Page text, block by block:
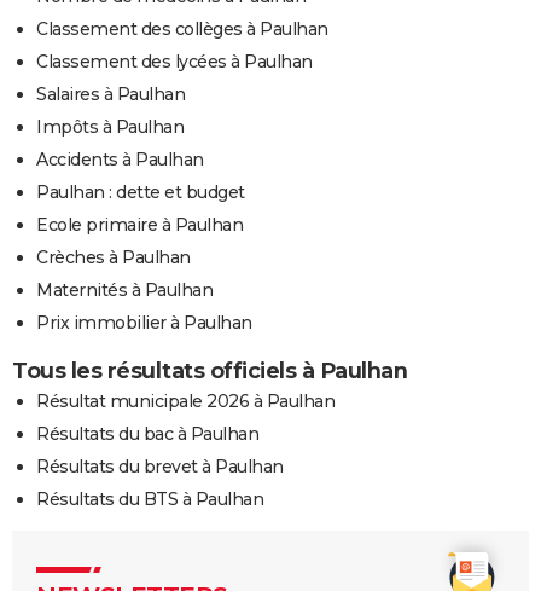
Classement des collèges à Paulhan
Classement des lycées à Paulhan
Salaires à Paulhan
Impôts à Paulhan
Accidents à Paulhan
Paulhan : dette et budget
Ecole primaire à Paulhan
Crèches à Paulhan
Maternités à Paulhan
Prix immobilier à Paulhan
Tous les résultats officiels à Paulhan
Résultat municipale 2026 à Paulhan
Résultats du bac à Paulhan
Résultats du brevet à Paulhan
Résultats du BTS à Paulhan